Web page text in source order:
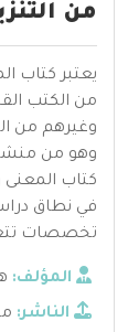
من
يعتبر كتاب
من الكتب
وغيرهم من
وهو من
كتاب المعنى
في نطاق
تخصصات
المؤلف:
الناشر: